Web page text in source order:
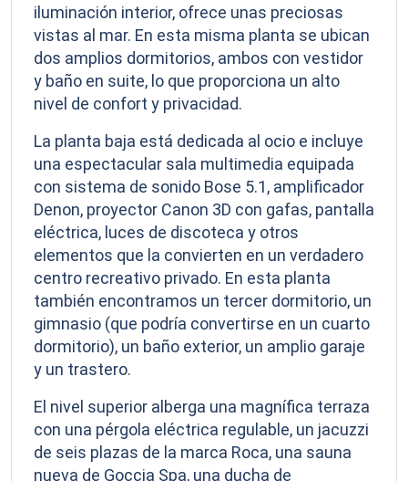
iluminación interior, ofrece unas preciosas
vistas al mar. En esta misma planta se ubican
dos amplios dormitorios, ambos con vestidor
y baño en suite, lo que proporciona un alto
nivel de confort y privacidad.
La planta baja está dedicada al ocio e incluye
una espectacular sala multimedia equipada
con sistema de sonido Bose 5.1, amplificador
Denon, proyector Canon 3D con gafas, pantalla
eléctrica, luces de discoteca y otros
elementos que la convierten en un verdadero
centro recreativo privado. En esta planta
también encontramos un tercer dormitorio, un
gimnasio (que podría convertirse en un cuarto
dormitorio), un baño exterior, un amplio garaje
y un trastero.
El nivel superior alberga una magnífica terraza
con una pérgola eléctrica regulable, un jacuzzi
de seis plazas de la marca Roca, una sauna
nueva de Goccia Spa, una ducha de